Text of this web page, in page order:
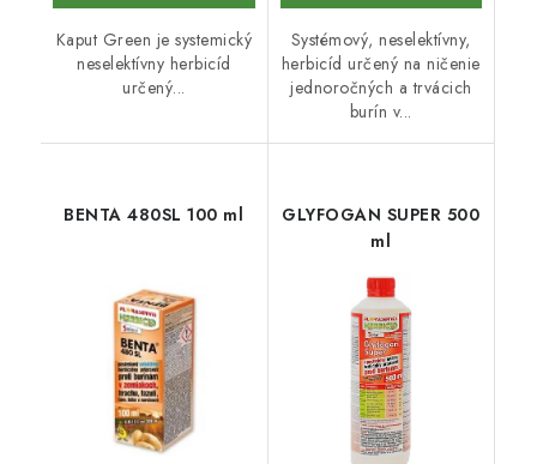
Kaput Green je systemický
neselektívny herbicíd
určený...
Systémový, neselektívny,
herbicíd určený na ničenie
jednoročných a trvácich
burín v...
BENTA 480SL 100 ml
GLYFOGAN SUPER 500
ml